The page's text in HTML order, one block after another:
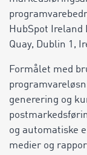
HubSpot
Quay, Dublin 1,
Formålet med
generering og
og automatiske
medier og